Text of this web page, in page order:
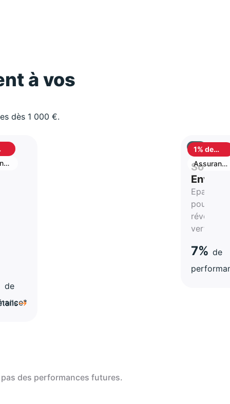
à vos
dès 1 000 €.
de
1% de
cashback
Assurance
vie
Social &
Epargnez
pour la
révolution
verte
7% de
des performances futures.